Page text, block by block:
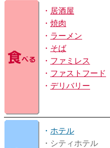
・ 居酒屋
・ 焼肉
・ ラーメン
・ そば
・ ファミレス
・ ファストフード
・ デリバリー
・ ホテル
・シティホテル